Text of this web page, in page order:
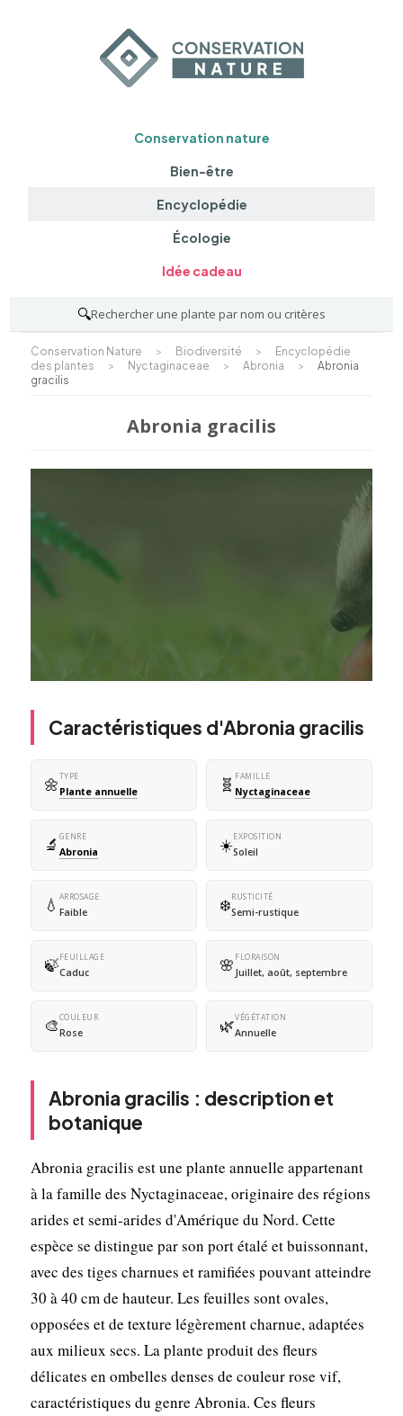
Conservation nature
Bien-être
Encyclopédie
Écologie
Idée cadeau
🔍Rechercher une plante par nom ou critères
Conservation Nature > Biodiversité >
Encyclopédie
des plantes
> Nyctaginaceae > Abronia >
Abronia
gracilis
Abronia gracilis
Caractéristiques d'Abronia gracilis
🌼TYPE
Plante annuelle 🧬 FAMILLE
Nyctaginaceae
🔬 GENRE
Abronia ☀️EXPOSITION
Soleil
💧 ARROSAGE
Faible ❄️RUSTICITÉ
Semi-rustique
🍃FEUILLAGE
Caduc 🌸 FLORAISON
Juillet, août, septembre
🎨COULEUR
Rose 🌿VÉGÉTATION
Annuelle
Abronia gracilis : description et
botanique
Abronia gracilis est une plante annuelle appartenant
à la famille des Nyctaginaceae, originaire des régions
arides et semi-arides d'Amérique du Nord. Cette
espèce se distingue par son port étalé et buissonnant,
avec des tiges charnues et ramifiées pouvant atteindre
30 à 40 cm de hauteur. Les feuilles sont ovales,
opposées et de texture légèrement charnue, adaptées
aux milieux secs. La plante produit des fleurs
délicates en ombelles denses de couleur rose vif,
caractéristiques du genre Abronia. Ces fleurs